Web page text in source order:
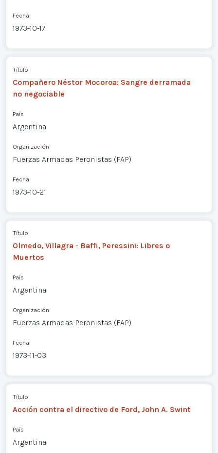
Fecha
1973-10-17
Título
Compañero Néstor Mocoroa: Sangre derramada
no negociable
País
Argentina
Organización
Fuerzas Armadas Peronistas (FAP)
Fecha
1973-10-21
Título
Olmedo, Villagra - Baffi, Peressini: Libres o
Muertos
País
Argentina
Organización
Fuerzas Armadas Peronistas (FAP)
Fecha
1973-11-03
Título
Acción contra el directivo de Ford, John A. Swint
País
Argentina